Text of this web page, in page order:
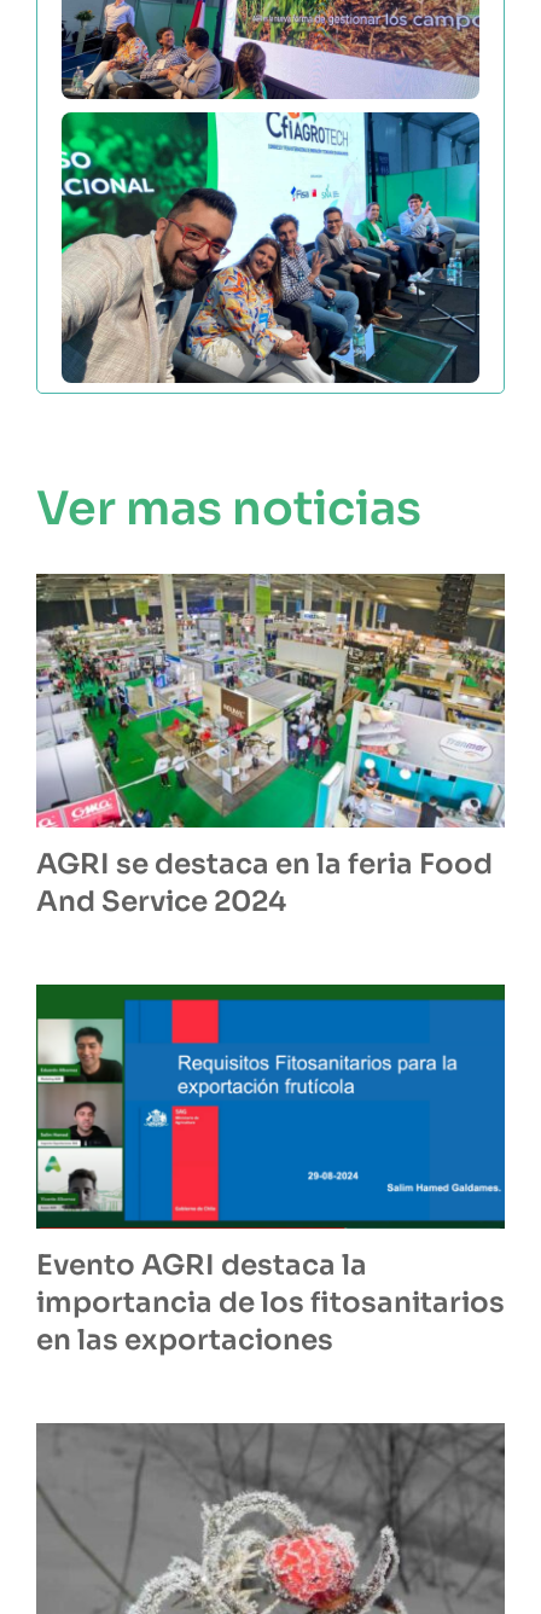
Ver mas noticias
AGRI se destaca en la feria Food
And Service 2024
Evento AGRI destaca la
importancia de los fitosanitarios
en las exportaciones